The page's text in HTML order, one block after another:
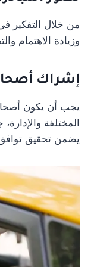
من خلال التفكير
وزيادة الاهتمام
إشراك
يجب أن يكون
المختلفة
يضمن تحقيق توافق